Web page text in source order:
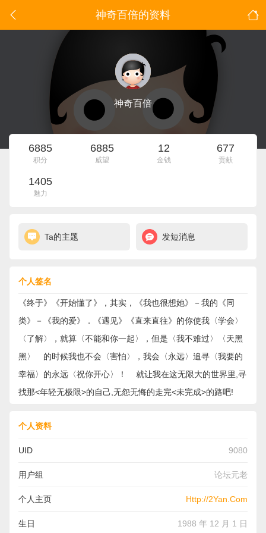
神奇百倍的资料
神奇百倍
6885
积分
6885
威望
12
金钱
677
贡献
1405
魅力
Ta的主题 发短消息
个人签名
《终于》《开始懂了》，其实，《我也很想她》－我的《同
类》－《我的爱》．《遇见》《直来直往》的你使我〈学会〉
〈了解〉，就算〈不能和你一起〉，但是〈我不难过〉〈天黑
黑〉 的时候我也不会〈害怕〉，我会〈永远〉追寻〈我要的
幸福〉的永远〈祝你开心〉！ 就让我在这无限大的世界里,寻
找那<年轻无极限>的自己,无怨无悔的走完<未完成>的路吧!
个人资料
UID 9080
用户组 论坛元老
个人主页 Http://2Yan.Com
生日 1988 年 12 月 1 日